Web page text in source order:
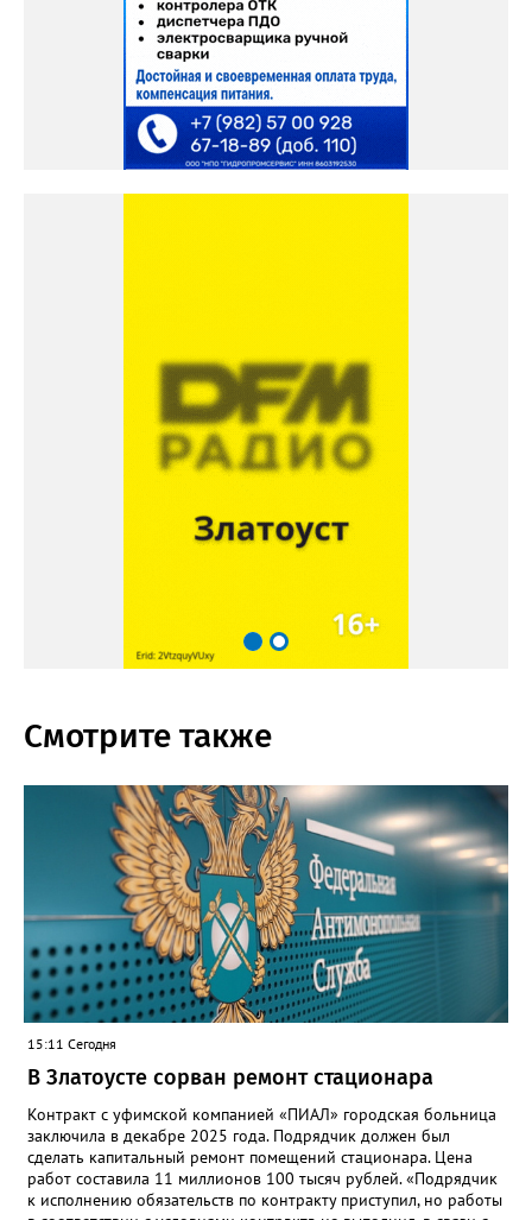
Смотрите также
15:11 Сегодня
В Златоусте сорван ремонт стационара
Контракт с уфимской компанией «ПИАЛ» городская больница
заключила в декабре 2025 года. Подрядчик должен был
сделать капитальный ремонт помещений стационара. Цена
работ составила 11 миллионов 100 тысяч рублей. «Подрядчик
к исполнению обязательств по контракту приступил, но работы